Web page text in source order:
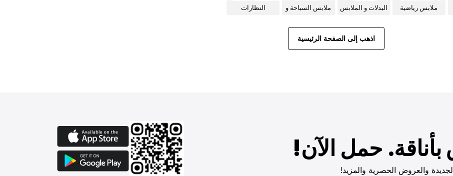
ملابس رياضية
البدلات و الملابس
ملابس السباحة و
النظارات
اذهب إلى الصفحة الرئيسية
حمل الآن!
والعروض الحصرية والمزيد!